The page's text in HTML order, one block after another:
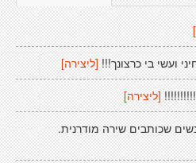
ועשי בי כרצונך!!! [ליצירה]
[ליצירה]
שכותבים שירה מודרנית.